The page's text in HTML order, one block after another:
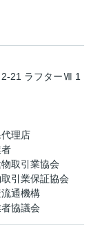
21 ラフターⅦ 1
理店
取引業協会
引業保証協会
通機構
協議会